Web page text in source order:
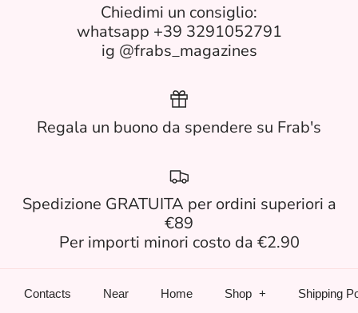
Chiedimi un consiglio:
whatsapp +39 3291052791
ig @frabs_magazines
Regala un buono da spendere su Frab's
Spedizione GRATUITA per ordini superiori a
€89
Per importi minori costo da €2.90
Contacts Near Home Shop Shipping